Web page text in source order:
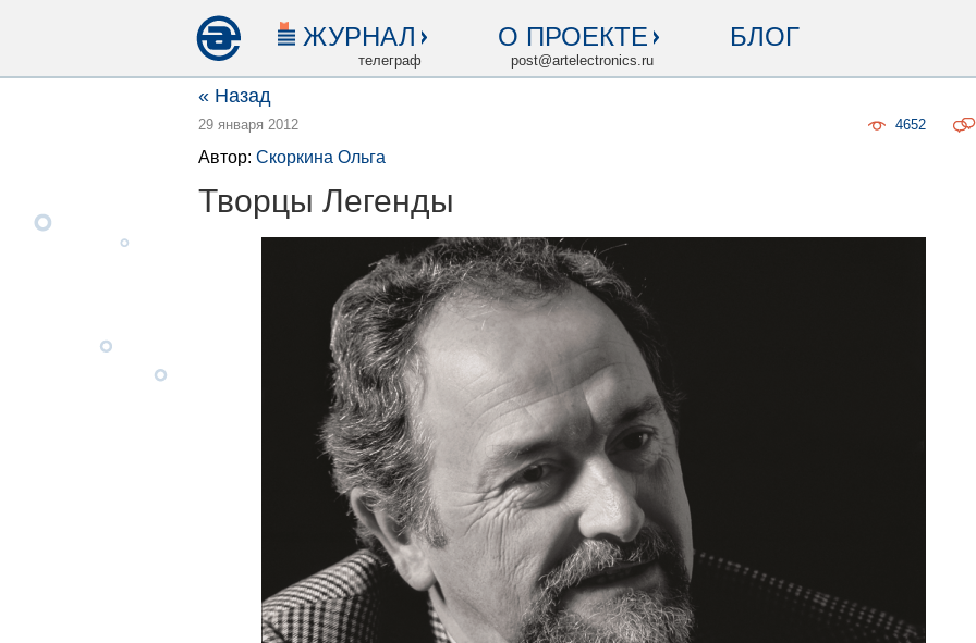
ЖУРНАЛ
телеграф
О ПРОЕКТЕ
post@artelectronics.ru
БЛОГ
« Назад
29 января 2012 4652
Автор: Скоркина Ольга
Творцы Легенды